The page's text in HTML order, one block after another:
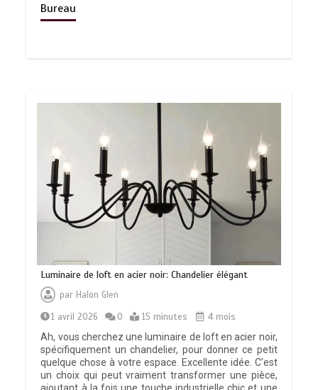
Bureau
Luminaire de loft en acier noir: Chandelier élégant
par Halon Glen
1 avril 2026
0 15 minutes
4 mois
Ah, vous cherchez une luminaire de loft en acier noir,
spécifiquement un chandelier, pour donner ce petit
quelque chose à votre espace. Excellente idée. C’est
un choix qui peut vraiment transformer une pièce,